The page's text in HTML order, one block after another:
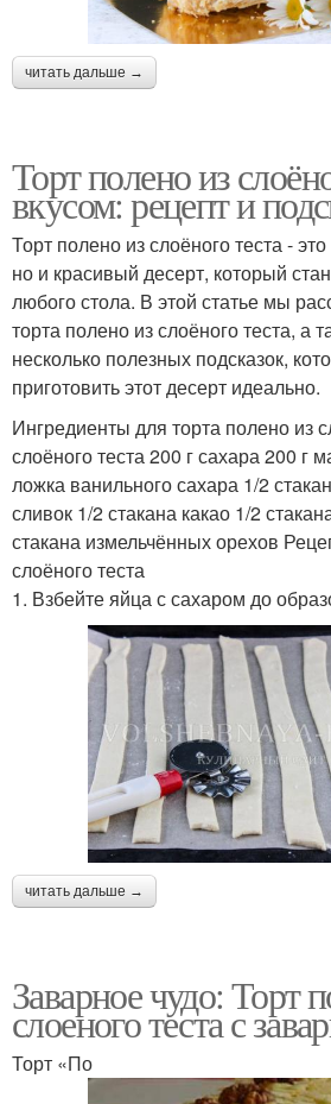
читать дальше →
Торт полено из
вкусом: рецепт и
Торт полено из слоёного теста -
но и красивый десерт, который
любого стола. В этой статье мы
торта полено из слоёного теста, а
несколько полезных подсказок,
приготовить этот десерт идеально.
Ингредиенты для торта полено из
слоёного теста 200 г сахара 200 г
ложка ванильного сахара 1/2
сливок 1/2 стакана какао 1/2
стакана измельчённых орехов
слоёного теста
1. Взбейте яйца с сахаром до
читать дальше →
Заварное чудо: Торт
слоеного теста с
Торт «По